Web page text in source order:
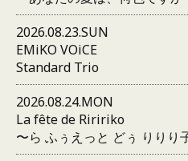
2026.08.23.SUN
EMiKO VOiCE
Standard Trio
2026.08.24.MON
La fête de Riririko
〜ら ふぅえっと どぅ りりり